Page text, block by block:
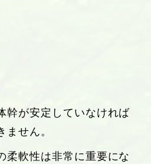
幹が安定していなければ
せん。
柔軟性は非常に重要にな